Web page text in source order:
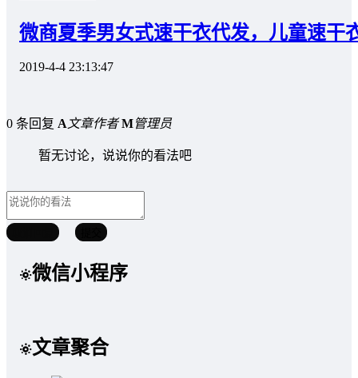
微商夏季男女式速干衣代发，儿童速干
2019-4-4 23:13:47
0 条回复 A文章作者 M管理员
暂无讨论，说说你的看法吧
微信小程序
文章聚合